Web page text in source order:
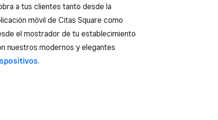
a tus clientes tanto desde la
móvil de Citas Square como
el mostrador de tu establecimiento
nuestros modernos y elegantes
.